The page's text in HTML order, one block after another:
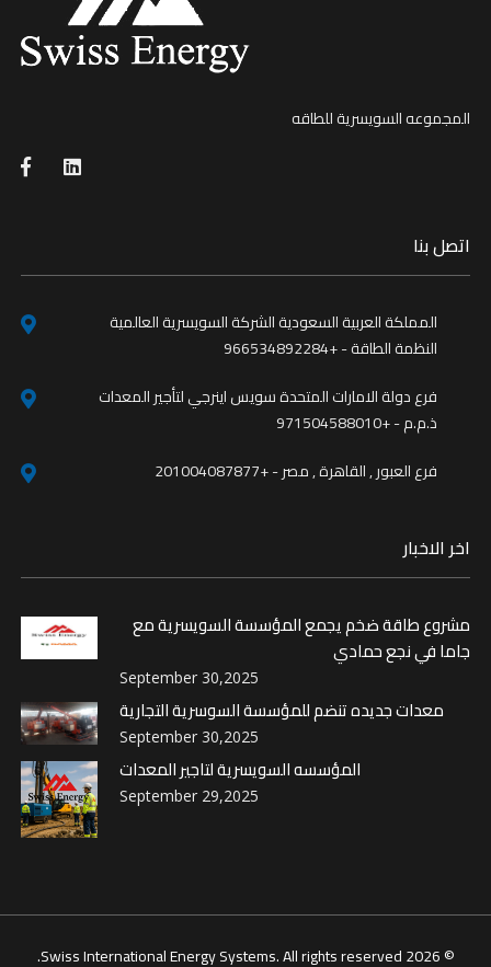
المجموعه السويسرية للطاقه
اتصل بنا
المملكة العربية السعودية الشركة السويسرية العالمية
النظمة الطاقة - +966534892284
فرع دولة الامارات المتحدة سويس اينرجي لتأجير المعدات
ذ.م.م - +971504588010
فرع العبور , القاهرة , مصر - +201004087877
اخر الاخبار
مشروع طاقة ضخم يجمع المؤسسة السويسرية مع
جاما في نجع حمادي
September 30,2025
معدات جديده تنضم للمؤسسة السوسرية التجارية
September 30,2025
المؤسسه السويسرية لتاجير المعدات
September 29,2025
© 2026 Swiss International Energy Systems. All rights reserved.